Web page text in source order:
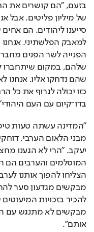
בדו־קיום עם העם היהודי".
אותם".